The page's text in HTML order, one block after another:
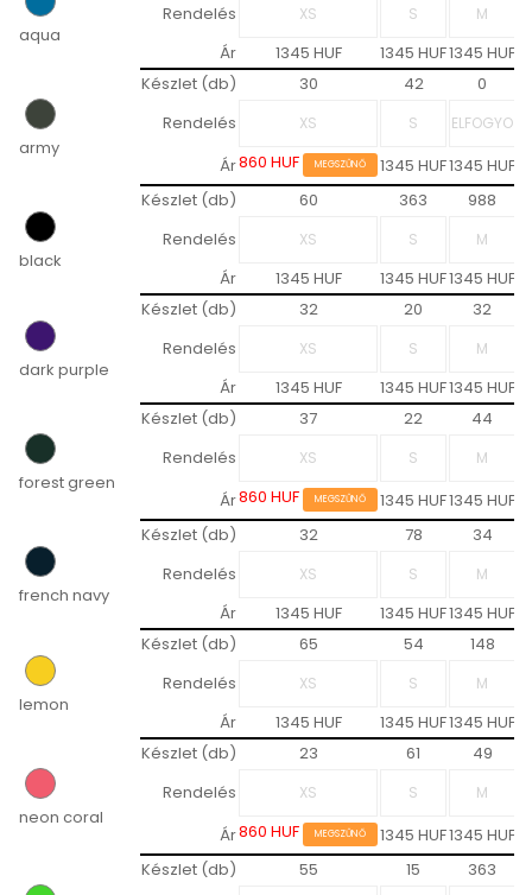
aqua
Rendelés
Ár
1345 HUF 1345 HUF1345 HUF
army
Készlet (db) 30 42
0
Rendelés
Ár860 HUF MEGSZŰNŐ 1345 HUF1345 HUF
black
Készlet (db) 60 363
988
Rendelés
Ár
1345 HUF 1345 HUF1345 HUF
dark purple
Készlet (db) 32 20
32
Rendelés
Ár
1345 HUF 1345 HUF1345 HUF
forest green
Készlet (db) 37 22
44
Rendelés
Ár860 HUF MEGSZŰNŐ 1345 HUF1345 HUF
french navy
Készlet (db) 32 78
34
Rendelés
Ár
1345 HUF 1345 HUF1345 HUF
lemon
Készlet (db) 65 54
148
Rendelés
Ár
1345 HUF 1345 HUF1345 HUF
neon coral
Készlet (db) 23 61
49
Rendelés
Ár860 HUF MEGSZŰNŐ 1345 HUF1345 HUF
Készlet (db) 55 15
363